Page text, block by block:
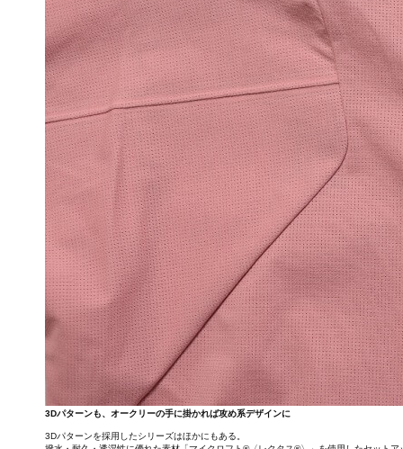
3Dパターンも、オークリーの手に掛かれば攻め系デザインに
3Dパターンを採用したシリーズはほかにもある。